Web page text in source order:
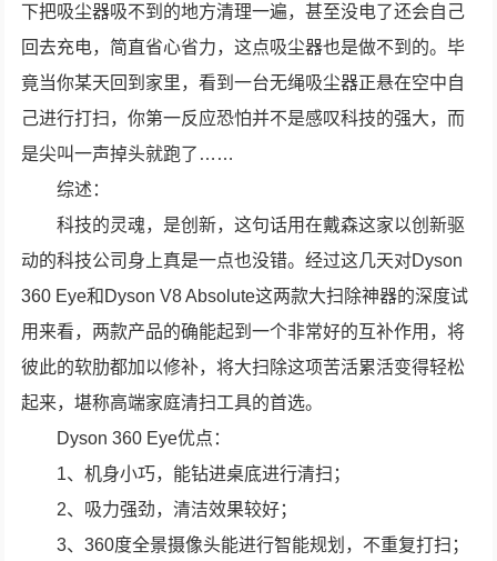
下把吸尘器吸不到的地方清理一遍，甚至没电了还会自己
回去充电，简直省心省力，这点吸尘器也是做不到的。毕
竟当你某天回到家里，看到一台无绳吸尘器正悬在空中自
己进行打扫，你第一反应恐怕并不是感叹科技的强大，而
是尖叫一声掉头就跑了……
综述：
科技的灵魂，是创新，这句话用在戴森这家以创新驱
动的科技公司身上真是一点也没错。经过这几天对Dyson
360 Eye和Dyson V8 Absolute这两款大扫除神器的深度试
用来看，两款产品的确能起到一个非常好的互补作用，将
彼此的软肋都加以修补，将大扫除这项苦活累活变得轻松
起来，堪称高端家庭清扫工具的首选。
Dyson 360 Eye优点：
1、机身小巧，能钻进桌底进行清扫；
2、吸力强劲，清洁效果较好；
3、360度全景摄像头能进行智能规划，不重复打扫；